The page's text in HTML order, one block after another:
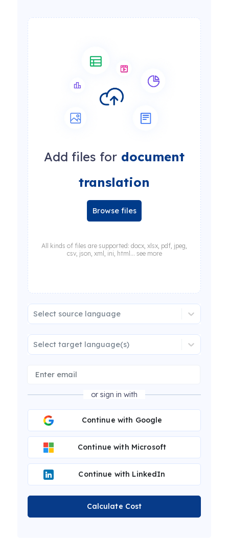
Add files for document
translation
Browse files
All kinds of files are supported: docx, xlsx, pdf, jpeg,
csv, json, xml, ini, html... see more
Select source language
Select target language(s)
or sign in with
Continue with Google
Continue with Microsoft
Continue with LinkedIn
Calculate Cost